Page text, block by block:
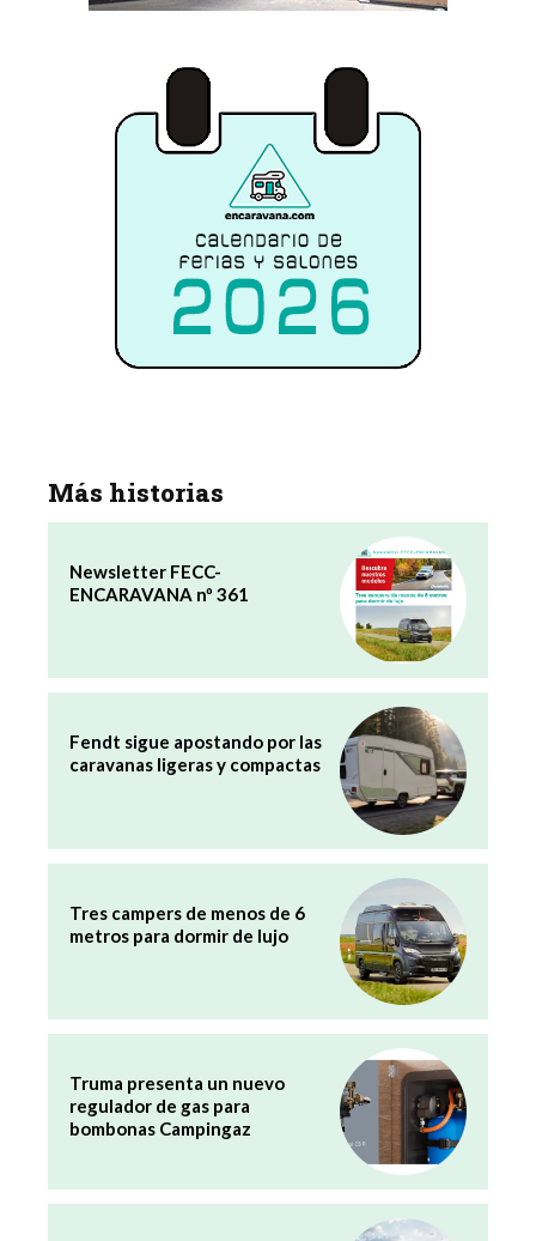
Más historias
Newsletter FECC-
ENCARAVANA nº 361
Fendt sigue apostando por las
caravanas ligeras y compactas
Tres campers de menos de 6
metros para dormir de lujo
Truma presenta un nuevo
regulador de gas para
bombonas Campingaz